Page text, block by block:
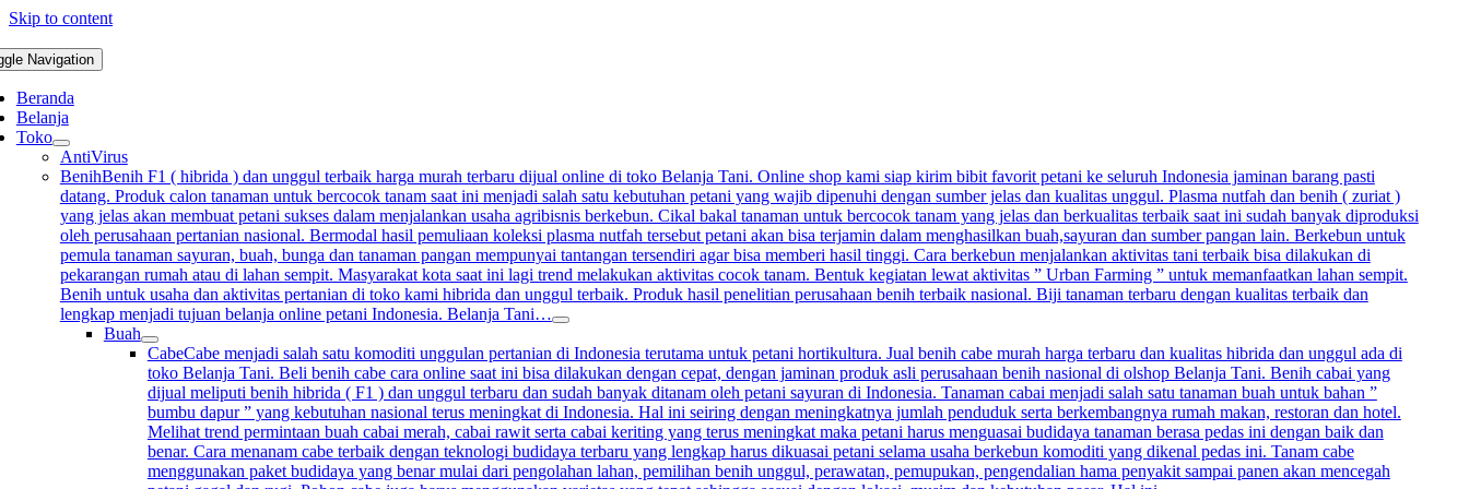
Skip to content
Navigation
Beranda
Belanja
Toko
AntiVirus
BenihBenih F1 ( hibrida ) dan unggul terbaik harga murah terbaru dijual online di toko Belanja Tani. Online shop kami siap kirim bibit favorit petani ke seluruh Indonesia jaminan barang pasti
datang. Produk calon tanaman untuk bercocok tanam saat ini menjadi salah satu kebutuhan petani yang wajib dipenuhi dengan sumber jelas dan kualitas unggul. Plasma nutfah dan benih ( zuriat )
yang jelas akan membuat petani sukses dalam menjalankan usaha agribisnis berkebun. Cikal bakal tanaman untuk bercocok tanam yang jelas dan berkualitas terbaik saat ini sudah banyak diproduksi
oleh perusahaan pertanian nasional. Bermodal hasil pemuliaan koleksi plasma nutfah tersebut petani akan bisa terjamin dalam menghasilkan buah,sayuran dan sumber pangan lain. Berkebun untuk
pemula tanaman sayuran, buah, bunga dan tanaman pangan mempunyai tantangan tersendiri agar bisa memberi hasil tinggi. Cara berkebun menjalankan aktivitas tani terbaik bisa dilakukan di
pekarangan rumah atau di lahan sempit. Masyarakat kota saat ini lagi trend melakukan aktivitas cocok tanam. Bentuk kegiatan lewat aktivitas ” Urban Farming ” untuk memanfaatkan lahan sempit.
Benih untuk usaha dan aktivitas pertanian di toko kami hibrida dan unggul terbaik. Produk hasil penelitian perusahaan benih terbaik nasional. Biji tanaman terbaru dengan kualitas terbaik dan
lengkap menjadi tujuan belanja online petani Indonesia. Belanja Tani…
Buah
CabeCabe menjadi salah satu komoditi unggulan pertanian di Indonesia terutama untuk petani hortikultura. Jual benih cabe murah harga terbaru dan kualitas hibrida dan unggul ada di
toko Belanja Tani. Beli benih cabe cara online saat ini bisa dilakukan dengan cepat, dengan jaminan produk asli perusahaan benih nasional di olshop Belanja Tani. Benih cabai yang
dijual meliputi benih hibrida ( F1 ) dan unggul terbaru dan sudah banyak ditanam oleh petani sayuran di Indonesia. Tanaman cabai menjadi salah satu tanaman buah untuk bahan ”
bumbu dapur ” yang kebutuhan nasional terus meningkat di Indonesia. Hal ini seiring dengan meningkatnya jumlah penduduk serta berkembangnya rumah makan, restoran dan hotel.
Melihat trend permintaan buah cabai merah, cabai rawit serta cabai keriting yang terus meningkat maka petani harus menguasai budidaya tanaman berasa pedas ini dengan baik dan
benar. Cara menanam cabe terbaik dengan teknologi budidaya terbaru yang lengkap harus dikuasai petani selama usaha berkebun komoditi yang dikenal pedas ini. Tanam cabe
menggunakan paket budidaya yang benar mulai dari pengolahan lahan, pemilihan benih unggul, perawatan, pemupukan, pengendalian hama penyakit sampai panen akan mencegah